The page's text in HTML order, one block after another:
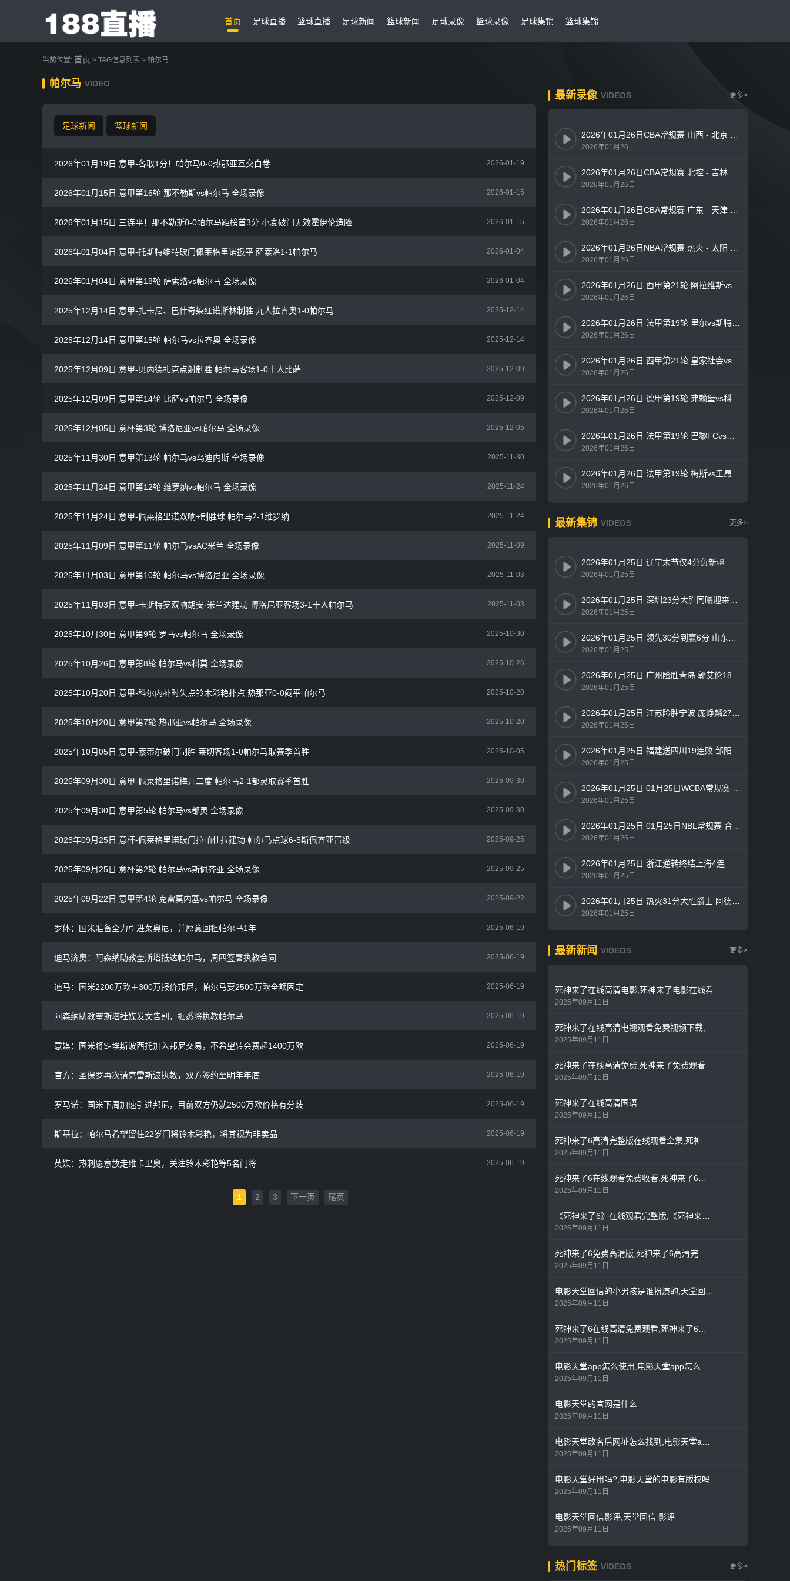
首页 足球直播 篮球直播 足球新闻 篮球新闻 足球录像 篮球录像 足球集锦 篮球集锦
当前位置: 首页 > TAG信息列表 > 帕尔马
帕尔马 VIDEO
足球新闻 篮球新闻
2026年01月19日 意甲-各取1分！帕尔马0-0热那亚互交白卷 2026-01-19
2026年01月15日 意甲第16轮 那不勒斯vs帕尔马 全场录像 2026-01-15
2026年01月15日 三连平！那不勒斯0-0帕尔马距榜首3分 小麦破门无效霍伊伦造险 2026-01-15
2026年01月04日 意甲-托斯特维特破门佩莱格里诺扳平 萨索洛1-1帕尔马 2026-01-04
2026年01月04日 意甲第18轮 萨索洛vs帕尔马 全场录像 2026-01-04
2025年12月14日 意甲-扎卡尼、巴什奇染红诺斯林制胜 九人拉齐奥1-0帕尔马 2025-12-14
2025年12月14日 意甲第15轮 帕尔马vs拉齐奥 全场录像 2025-12-14
2025年12月09日 意甲-贝内德扎克点射制胜 帕尔马客场1-0十人比萨 2025-12-09
2025年12月09日 意甲第14轮 比萨vs帕尔马 全场录像 2025-12-09
2025年12月05日 意杯第3轮 博洛尼亚vs帕尔马 全场录像 2025-12-05
2025年11月30日 意甲第13轮 帕尔马vs乌迪内斯 全场录像 2025-11-30
2025年11月24日 意甲第12轮 维罗纳vs帕尔马 全场录像 2025-11-24
2025年11月24日 意甲-佩莱格里诺双响+制胜球 帕尔马2-1维罗纳 2025-11-24
2025年11月09日 意甲第11轮 帕尔马vsAC米兰 全场录像 2025-11-09
2025年11月03日 意甲第10轮 帕尔马vs博洛尼亚 全场录像 2025-11-03
2025年11月03日 意甲-卡斯特罗双响胡安·米兰达建功 博洛尼亚客场3-1十人帕尔马 2025-11-03
2025年10月30日 意甲第9轮 罗马vs帕尔马 全场录像 2025-10-30
2025年10月26日 意甲第8轮 帕尔马vs科莫 全场录像 2025-10-26
2025年10月20日 意甲-科尔内补时失点铃木彩艳扑点 热那亚0-0闷平帕尔马 2025-10-20
2025年10月20日 意甲第7轮 热那亚vs帕尔马 全场录像 2025-10-20
2025年10月05日 意甲-索蒂尔破门制胜 莱切客场1-0帕尔马取赛季首胜 2025-10-05
2025年09月30日 意甲-佩莱格里诺梅开二度 帕尔马2-1都灵取赛季首胜 2025-09-30
2025年09月30日 意甲第5轮 帕尔马vs都灵 全场录像 2025-09-30
2025年09月25日 意杯-佩莱格里诺破门拉帕杜拉建功 帕尔马点球6-5斯佩齐亚晋级 2025-09-25
2025年09月25日 意杯第2轮 帕尔马vs斯佩齐亚 全场录像 2025-09-25
2025年09月22日 意甲第4轮 克雷莫内塞vs帕尔马 全场录像 2025-09-22
罗体：国米准备全力引进莱奥尼，并愿意回租帕尔马1年 2025-06-19
迪马济奥：阿森纳助教奎斯塔抵达帕尔马，周四签署执教合同 2025-06-19
迪马：国米2200万欧＋300万报价邦尼，帕尔马要2500万欧全额固定 2025-06-19
阿森纳助教奎斯塔社媒发文告别，据悉将执教帕尔马 2025-06-19
意媒：国米将S-埃斯波西托加入邦尼交易，不希望转会费超1400万欧 2025-06-19
官方：圣保罗再次请克雷斯波执教，双方签约至明年年底 2025-06-19
罗马诺：国米下周加速引进邦尼，目前双方仍就2500万欧价格有分歧 2025-06-19
斯基拉：帕尔马希望留住22岁门将铃木彩艳，将其视为非卖品 2025-06-19
英媒：热刺愿意放走维卡里奥，关注铃木彩艳等5名门将 2025-06-19
1 2 3 下一页 尾页
最新录像 VIDEOS 更多>
2026年01月26日CBA常规赛 山西 - 北京 全场录像
2026年01月26日
2026年01月26日CBA常规赛 北控 - 吉林 全场录像
2026年01月26日
2026年01月26日CBA常规赛 广东 - 天津 全场录像
2026年01月26日
2026年01月26日NBA常规赛 热火 - 太阳 全场录像
2026年01月26日
2026年01月26日 西甲第21轮 阿拉维斯vs皇家贝蒂斯 全场录像
2026年01月26日
2026年01月26日 法甲第19轮 里尔vs斯特拉斯堡 全场录像
2026年01月26日
2026年01月26日 西甲第21轮 皇家社会vs塞尔塔 全场录像
2026年01月26日
2026年01月26日 德甲第19轮 弗赖堡vs科隆 全场录像
2026年01月26日
2026年01月26日 法甲第19轮 巴黎FCvs昂热 全场录像
2026年01月26日
2026年01月26日 法甲第19轮 梅斯vs里昂 全场录像
2026年01月26日
最新集锦 VIDEOS 更多>
2026年01月25日 辽宁末节仅4分负新疆遭四连败 赵继伟缺阵 王岚嵚9中1 吴冠希18+8
2026年01月25日
2026年01月25日 深圳23分大胜同曦迎来4连胜！史密斯25+8+7 郭昊文24+6+5
2026年01月25日
2026年01月25日 领先30分到赢6分 山东终结广厦7连胜 陈林坚18分 孙铭徽12中2
2026年01月25日
2026年01月25日 广州险胜青岛 郭艾伦18分钟19分 徐昕13+10 米奇28+13
2026年01月25日
2026年01月25日 江苏险胜宁波 庞峥麟27分 吴羽佳补篮准绝杀 杰克逊28分
2026年01月25日
2026年01月25日 福建送四川19连败 邹阳23分 曾凌铉18分 布里斯科24分
2026年01月25日
2026年01月25日 01月25日WCBA常规赛 上海女篮82-105四川女篮 全场集锦
2026年01月25日
2026年01月25日 01月25日NBL常规赛 合肥狂风76-79山东蜜獾 全场集锦
2026年01月25日
2026年01月25日 浙江逆转终结上海4连胜！兰道夫19+5+8 琼斯15+5 王哲林14+7
2026年01月25日
2026年01月25日 热火31分大胜爵士 阿德巴约26+15 努尔基奇连续3场三双
2026年01月25日
最新新闻 VIDEOS 更多>
死神来了在线高清电影,死神来了电影在线看
2025年09月11日
死神来了在线高清电视观看免费视频下载,死神来了免费高清版
2025年09月11日
死神来了在线高清免费,死神来了免费观看完整版1
2025年09月11日
死神来了在线高清国语
2025年09月11日
死神来了6高清完整版在线观看全集,死神来了6免费高清版
2025年09月11日
死神来了6在线观看免费收看,死神来了6免费观看播放
2025年09月11日
《死神来了6》在线观看完整版,《死神来了1》在线观看
2025年09月11日
死神来了6免费高清版,死神来了6高清完整版在线观看全集
2025年09月11日
电影天堂回信的小男孩是谁扮演的,天堂回信小男孩扮演者
2025年09月11日
死神来了6在线高清免费观看,死神来了6国语在线观看全集
2025年09月11日
电影天堂app怎么使用,电影天堂app怎么不能用了
2025年09月11日
电影天堂的官网是什么
2025年09月11日
电影天堂改名后网址怎么找到,电影天堂app怎么使用
2025年09月11日
电影天堂好用吗?,电影天堂的电影有版权吗
2025年09月11日
电影天堂回信影评,天堂回信 影评
2025年09月11日
热门标签 VIDEOS 更多>